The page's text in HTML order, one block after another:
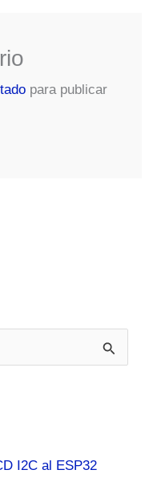
para publicar
I2C al ESP32